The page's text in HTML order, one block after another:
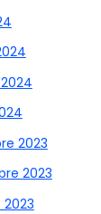
2023
2023